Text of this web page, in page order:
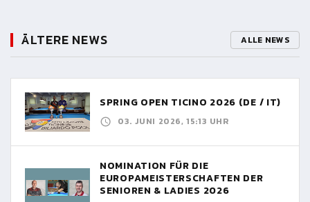
ÄLTERE NEWS ALLE NEWS
SPRING OPEN TICINO 2026 (DE / IT)
03. JUNI 2026, 15:13 UHR
NOMINATION FÜR DIE
EUROPAMEISTERSCHAFTEN DER
SENIOREN & LADIES 2026